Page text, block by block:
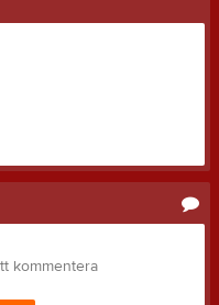
kommentera